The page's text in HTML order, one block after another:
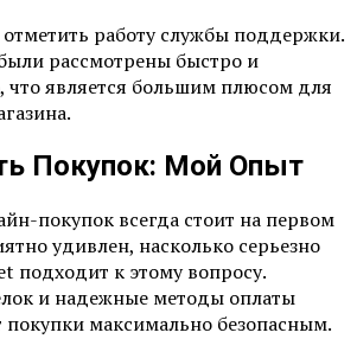
отметить работу службы поддержки.
рассмотрены быстро и
что является большим плюсом для
Покупок: Мой Опыт
покупок всегда стоит на первом
удивлен, насколько серьезно
подходит к этому вопросу.
и надежные методы оплаты
максимально безопасным.